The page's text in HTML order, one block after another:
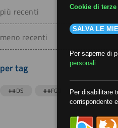
più recenti
meno recenti
per tag
##DS ##FGU ##Gilda
Cookie di terze
SALVA LE
Per saperne di
personali
Per disabilitare
corrispondente